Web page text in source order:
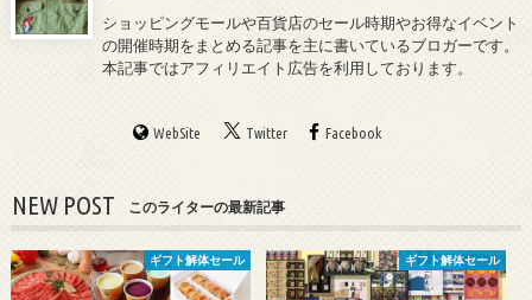
ショッピングモールや百貨店のセール時期やお得なイベント
の開催時期をまとめる記事を主に書いているブロガーです。
本記事ではアフィリエイト広告を利用しております。
WebSite Twitter Facebook
NEW POST このライターの最新記事
ギフト解体セール ギフト解体セール